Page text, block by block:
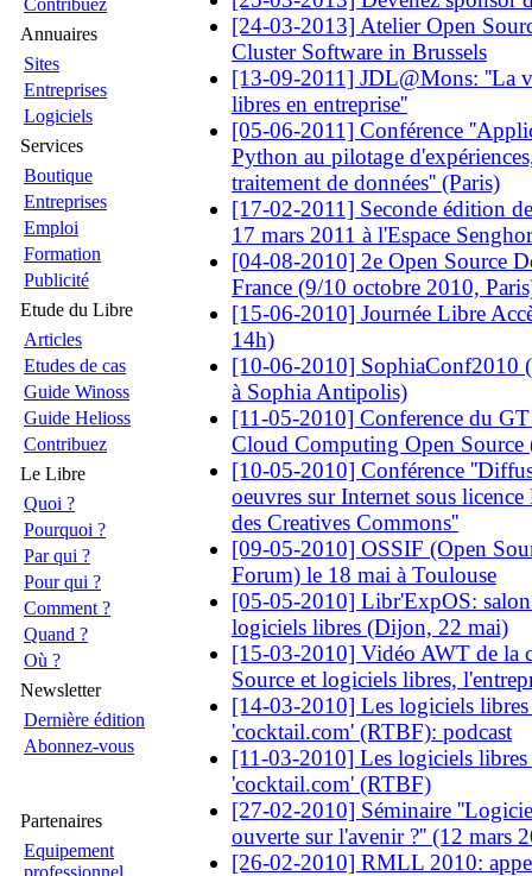
Contribuez
Annuaires
Sites
Entreprises
Logiciels
Services
Boutique
Entreprises
Emploi
Formation
Publicité
Etude du Libre
Articles
Etudes de cas
Guide Winoss
Guide Helioss
Contribuez
Le Libre
Quoi ?
Pourquoi ?
Par qui ?
Pour qui ?
Comment ?
Quand ?
Où ?
Newsletter
Dernière édition
Abonnez-vous
Partenaires
Equipement
professionnel
[24-03-2013] Atelier Open
Cluster Software in Brussels
[13-09-2011] JDL@Mons: ''La
libres en entreprise''
[05-06-2011] Conférence
Python au pilotage
traitement de données'' (Paris)
[17-02-2011] Seconde édition
17 mars 2011 à l'Espace
[04-08-2010] 2e Open Source
France (9/10 octobre 2010,
[15-06-2010] Journée Libre
14h)
[10-06-2010] SophiaConf2010
à Sophia Antipolis)
[11-05-2010] Conference du
Cloud Computing Open Source
[10-05-2010] Conférence
oeuvres sur Internet sous
des Creatives Commons''
[09-05-2010] OSSIF (Open
Forum) le 18 mai à Toulouse
[05-05-2010] Libr'ExpOS: salon
logiciels libres (Dijon, 22 mai)
[15-03-2010] Vidéo AWT de la
Source et logiciels libres,
[14-03-2010] Les logiciels
'cocktail.com' (RTBF): podcast
[11-03-2010] Les logiciels
'cocktail.com' (RTBF)
[27-02-2010] Séminaire
ouverte sur l'avenir ?'' (12 mars
[26-02-2010] RMLL 2010: